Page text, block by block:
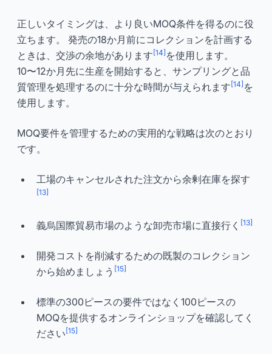
正しいタイミングは、より良いMOQ条件を得るのに役
立ちます。 発売の18か月前にコレクションを計画する
ときは、交渉の余地があります [14] を使用します。
10〜12か月先に生産を開始すると、サンプリングと品
質管理を処理するのに十分な時間が与えられます [14] を
使用します。
MOQ要件を管理するための実用的な戦略は次のとおり
です。
工場のキャンセルされた注文から余剰在庫を探す
[13]
義烏国際貿易市場のような卸売市場に直接行く [13]
開発コストを削減するための既製のコレクション
から始めましょう [15]
標準の300ピースの要件ではなく100ピースの
MOQを提供するオンラインショップを確認してく
ださい [15]